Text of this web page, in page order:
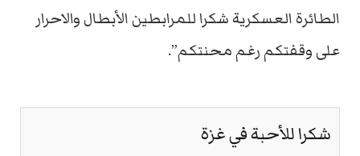
الطائرة العسكرية شكرا للمرابطين الأبطال والاحرار
على وقفتكم رغم محنتكم”.
شكرا للأحبة في غزة